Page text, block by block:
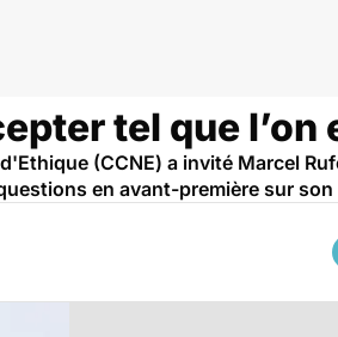
tel que l’on
(CCNE) a invité Marcel
en avant-première sur